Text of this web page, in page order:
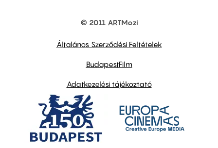
© 2011 ARTMozi
Általános Szerződési Feltételek
BudapestFilm
Adatkezelési tájékoztató